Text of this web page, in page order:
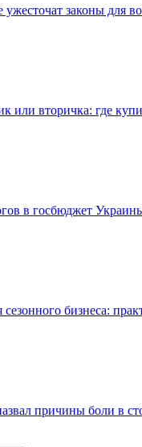
ужесточат законы для
или вторичка: где
в госбюджет
сезонного бизнеса:
причины боли в